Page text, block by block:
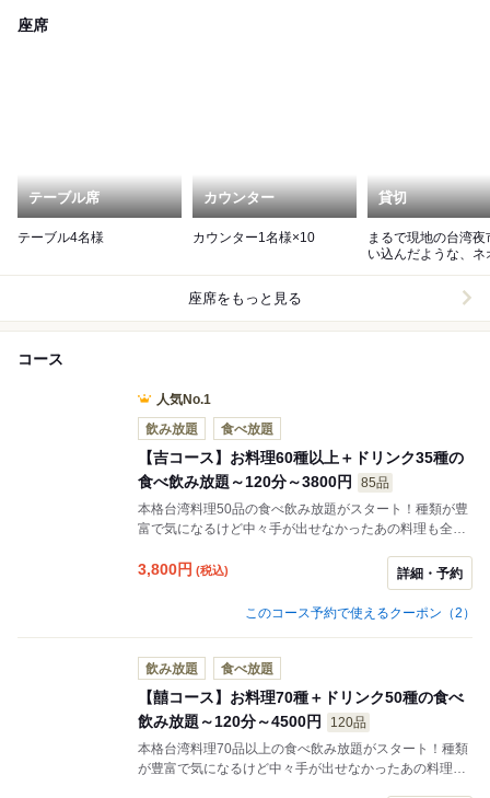
座席
テーブル席
テーブル4名様
カウンター
カウンター1名様×10
貸切
まるで現地の台湾夜
い込んだような、ネ
座席をもっと見る
コース
人気No.1
飲み放題
食べ放題
【吉コース】お料理60種以上＋ドリンク35種の
食べ飲み放題～120分～3800円
85品
本格台湾料理50品の食べ飲み放題がスタート！種類が豊
富で気になるけど中々手が出せなかったあの料理も全て
くしてください♪＋500円で全品飲み放題♪♪
3,800円 (税込) 詳細・予約
このコース予約で使えるクーポン（2）
飲み放題 食べ放題
【囍コース】お料理70種＋ドリンク50種の食べ
飲み放題～120分～4500円
120品
本格台湾料理70品以上の食べ飲み放題がスタート！種類
が豊富で気になるけど中々手が出せなかったあの料理も